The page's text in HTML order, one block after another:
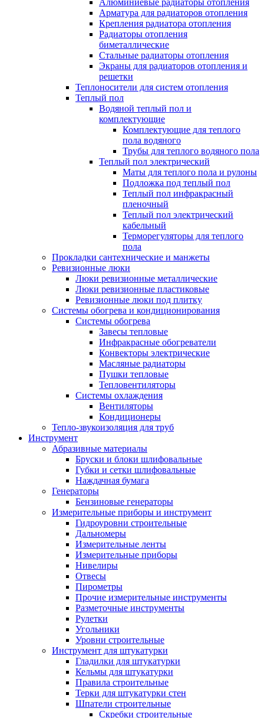
Алюминиевые радиаторы отопления
Арматура для радиаторов отопления
Крепления радиатора отопления
Радиаторы отопления
биметаллические
Стальные радиаторы отопления
Экраны для радиаторов отопления и
решетки
Теплоносители для систем отопления
Теплый пол
Водяной теплый пол и
комплектующие
Комплектующие для теплого
пола водяного
Трубы для теплого водяного пола
Теплый пол электрический
Маты для теплого пола и рулоны
Подложка под теплый пол
Теплый пол инфракрасный
пленочный
Теплый пол электрический
кабельный
Терморегуляторы для теплого
пола
Прокладки сантехнические и манжеты
Ревизионные люки
Люки ревизионные металлические
Люки ревизионные пластиковые
Ревизионные люки под плитку
Системы обогрева и кондиционирования
Системы обогрева
Завесы тепловые
Инфракрасные обогреватели
Конвекторы электрические
Масляные радиаторы
Пушки тепловые
Тепловентиляторы
Системы охлаждения
Вентиляторы
Кондиционеры
Тепло-звукоизоляция для труб
Инструмент
Абразивные материалы
Бруски и блоки шлифовальные
Губки и сетки шлифовальные
Наждачная бумага
Генераторы
Бензиновые генераторы
Измерительные приборы и инструмент
Гидроуровни строительные
Дальномеры
Измерительные ленты
Измерительные приборы
Нивелиры
Отвесы
Пирометры
Прочие измерительные инструменты
Разметочные инструменты
Рулетки
Угольники
Уровни строительные
Инструмент для штукатурки
Гладилки для штукатурки
Кельмы для штукатурки
Правила строительные
Терки для штукатурки стен
Шпатели строительные
Скребки строительные